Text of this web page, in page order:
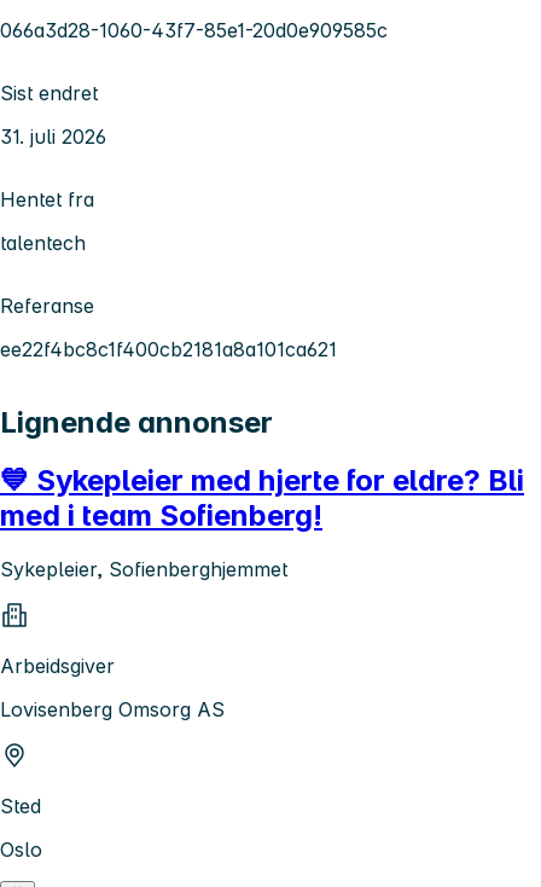
066a3d28-1060-43f7-85e1-20d0e909585c
Sist endret
31. juli 2026
Hentet fra
talentech
Referanse
ee22f4bc8c1f400cb2181a8a101ca621
Lignende annonser
💙 Sykepleier med hjerte for eldre? Bli
med i team Sofienberg!
Sykepleier, Sofienberghjemmet
Arbeidsgiver
Lovisenberg Omsorg AS
Sted
Oslo